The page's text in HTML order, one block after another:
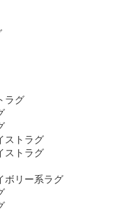
ラグ
ストラグ
ストラグ
ボリー系ラグ